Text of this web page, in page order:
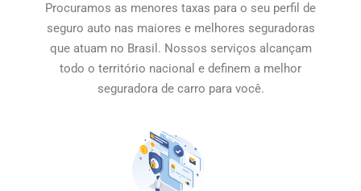
Procuramos as menores taxas para o seu perfil de
seguro auto nas maiores e melhores seguradoras
que atuam no Brasil. Nossos serviços alcançam
todo o território nacional e definem a melhor
seguradora de carro para você.